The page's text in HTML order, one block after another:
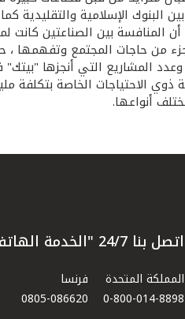
أن المنافسة بين الصناعتين
من حاجات المجتمع وتفهمها
مركز ترويحي لفئة ذوي
أنواعها.
اتصل بنا 24/7 "الخدمة الهاتفية" 1803333
المملكة المتحدة
0-800-014-8898
فرنسا
0805-086620